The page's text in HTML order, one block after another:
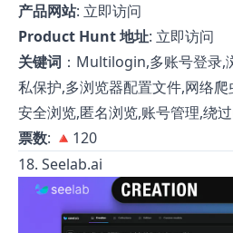
产品网站: 立即访问
Product Hunt 地址: 立即访问
关键词 ：Multilogin,多账号登录,
私保护,多浏览器配置文件,网络
安全浏览,匿名浏览,账号管理,绕
票数: 🔺120
18. Seelab.ai